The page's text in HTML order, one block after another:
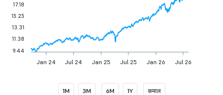
Jan 24 Jul 24 Jan 25 Jul 25 Jan 26 Jul 26
17.18
15.25
13.31
11.38
9.44
1M 3M 6M 1Y कमाल